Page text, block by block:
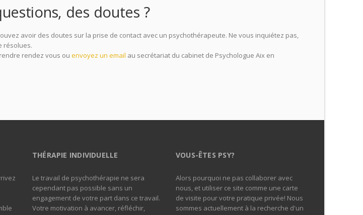
des doutes ?
avoir des doutes sur la prise de contact avec un psychothérapeute. Ne vous inquiétez pas,
résolues.
rendez vous ou envoyez un email au secrétariat du cabinet de Psychologue Aix en
THÉRAPIE INDIVIDUELLE
Le travail de psychothérapie ne sera
cependant pas possible sans un
engagement de votre part dans ce travail.
Votre motivation à avancer, réfléchir,
VOUS-ÊTES PSY?
Alors pourquoi ne pas collaborer avec
nous, et utiliser ce site comme une carte
de visite pour votre pratique privée! Nous
sommes actuellement à la recherche d'un